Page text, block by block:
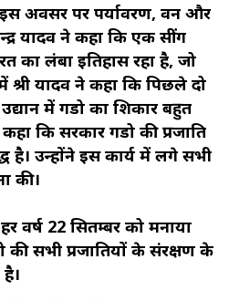
अवसर पर पर्यावरण, वन और
यादव ने कहा कि एक सींग
का लंबा इतिहास रहा है, जो
श्री यादव ने कहा कि पिछले दो
में गैंडो का शिकार बहुत
कि सरकार गैंडो की प्रजाति
उन्‍होंने इस कार्य में लगे सभी
की।
वर्ष 22 सितम्‍बर को मनाया
की सभी प्रजातियों के संरक्षण के